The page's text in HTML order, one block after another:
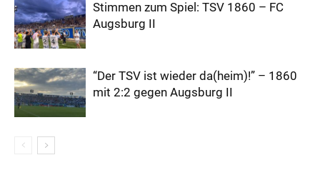
Stimmen zum Spiel: TSV 1860 – FC
Augsburg II
“Der TSV ist wieder da(heim)!” – 1860
mit 2:2 gegen Augsburg II